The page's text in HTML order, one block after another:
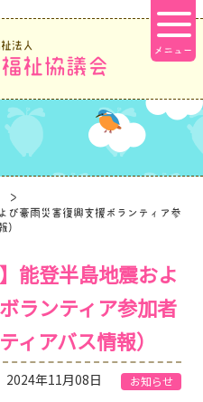
法人
祉協議会
び豪雨災害復興支援ボランティア参
）
能登半島地震およ
ランティア参加者
ィアバス情報）
2024年11月08日 お知らせ